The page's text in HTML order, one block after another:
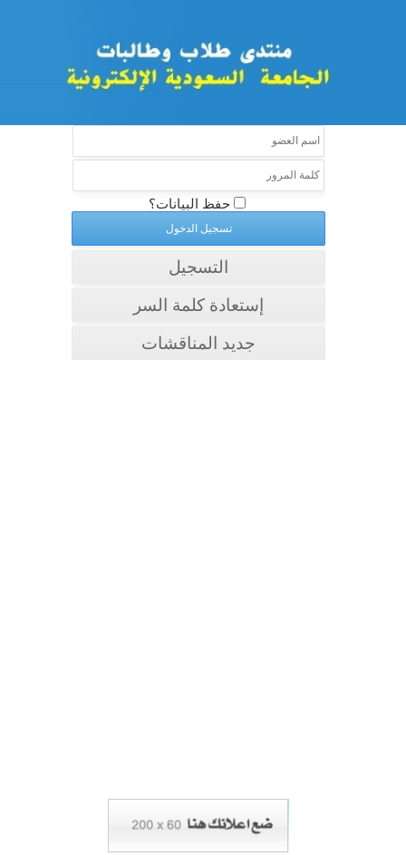
حفظ البيانات؟
التسجيل
إستعادة كلمة السر
جديد المناقشات